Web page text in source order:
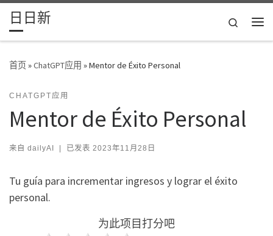
Skip to content
日日新
Search
首页»ChatGPT应用 »Mentor de Éxito Personal
CHATGPT应用
Mentor de Éxito Personal
来自 dailyAI | 已发表 2023年11月28日
Tu guía para incrementar ingresos y lograr el éxito
personal.
为此项目打分吧